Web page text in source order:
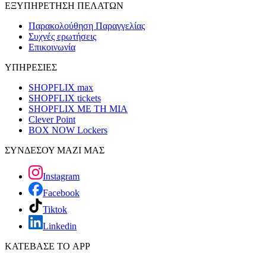
ΕΞΥΠΗΡΕΤΗΣΗ ΠΕΛΑΤΩΝ
Παρακολούθηση Παραγγελίας
Συχνές ερωτήσεις
Επικοινωνία
ΥΠΗΡΕΣΙΕΣ
SHOPFLIX max
SHOPFLIX tickets
SHOPFLIX ΜΕ ΤΗ ΜΙΑ
Clever Point
BOX NOW Lockers
ΣΥΝΔΕΣΟΥ ΜΑΖΙ ΜΑΣ
Instagram
Facebook
Tiktok
Linkedin
ΚΑΤΕΒΑΣΕ ΤΟ APP